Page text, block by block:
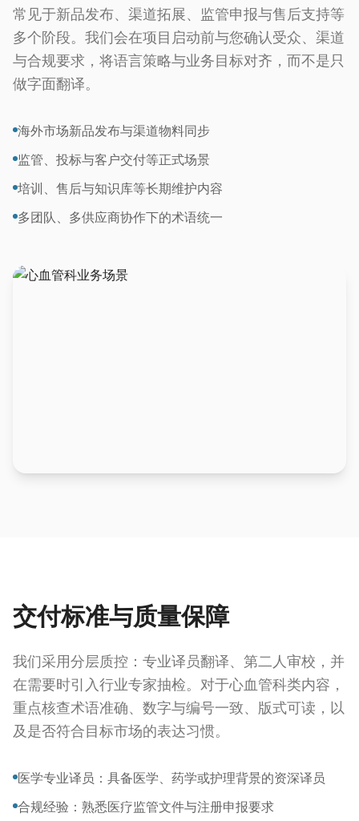
常见于新品发布、渠道拓展、监管申报与售后支持等
多个阶段。我们会在项目启动前与您确认受众、渠道
与合规要求，将语言策略与业务目标对齐，而不是只
做字面翻译。
海外市场新品发布与渠道物料同步
监管、投标与客户交付等正式场景
培训、售后与知识库等长期维护内容
多团队、多供应商协作下的术语统一
交付标准与质量保障
我们采用分层质控：专业译员翻译、第二人审校，并
在需要时引入行业专家抽检。对于心血管科类内容，
重点核查术语准确、数字与编号一致、版式可读，以
及是否符合目标市场的表达习惯。
医学专业译员：具备医学、药学或护理背景的资深译员
合规经验：熟悉医疗监管文件与注册申报要求